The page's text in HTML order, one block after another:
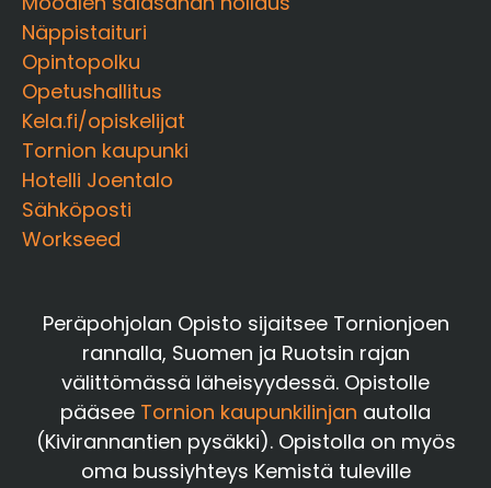
Näppistaituri
Opintopolku
Opetushallitus
Kela.fi/opiskelijat
Tornion kaupunki
Hotelli Joentalo
Sähköposti
Workseed
Peräpohjolan Opisto sijaitsee Tornionjoen
rannalla, Suomen ja Ruotsin rajan
välittömässä läheisyydessä. Opistolle
pääsee Tornion kaupunkilinjan autolla
(Kivirannantien pysäkki). Opistolla on myös
oma bussiyhteys Kemistä tuleville